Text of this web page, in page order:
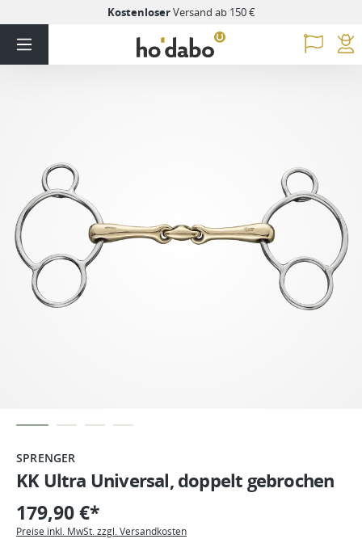
KostenloserVersand ab 150 €
SPRENGER
KK Ultra Universal, doppelt gebrochen
179,90 €*
Preise inkl. MwSt. zzgl. Versandkosten